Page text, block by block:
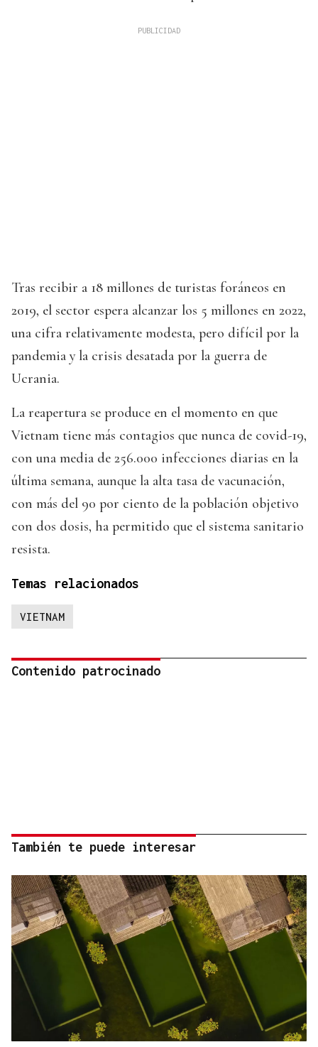
Tras recibir a 18 millones de turistas foráneos en
2019, el sector espera alcanzar los 5 millones en 2022,
una cifra relativamente modesta, pero difícil por la
pandemia y la crisis desatada por la guerra de
Ucrania.
La reapertura se produce en el momento en que
Vietnam tiene más contagios que nunca de covid-19,
con una media de 256.000 infecciones diarias en la
última semana, aunque la alta tasa de vacunación,
con más del 90 por ciento de la población objetivo
con dos dosis, ha permitido que el sistema sanitario
resista.
Temas relacionados
VIETNAM
Contenido patrocinado
También te puede interesar